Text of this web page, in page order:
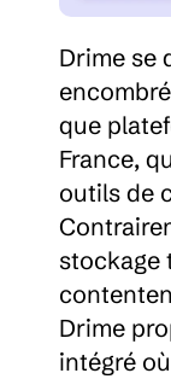
Drime se
que
France,
outils de
stockage
Drime
intégré